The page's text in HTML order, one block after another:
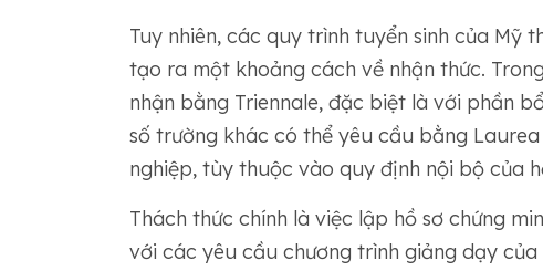
Tuy nhiên, các quy trình tuyển sinh của Mỹ
tạo ra một khoảng cách về nhận thức.
nhận bằng Triennale, đặc biệt là với phần
số trường khác có thể yêu cầu bằng
nghiệp, tùy thuộc vào quy định nội bộ của
Thách thức chính là việc lập hồ sơ chứng
với các yêu cầu chương trình giảng dạy